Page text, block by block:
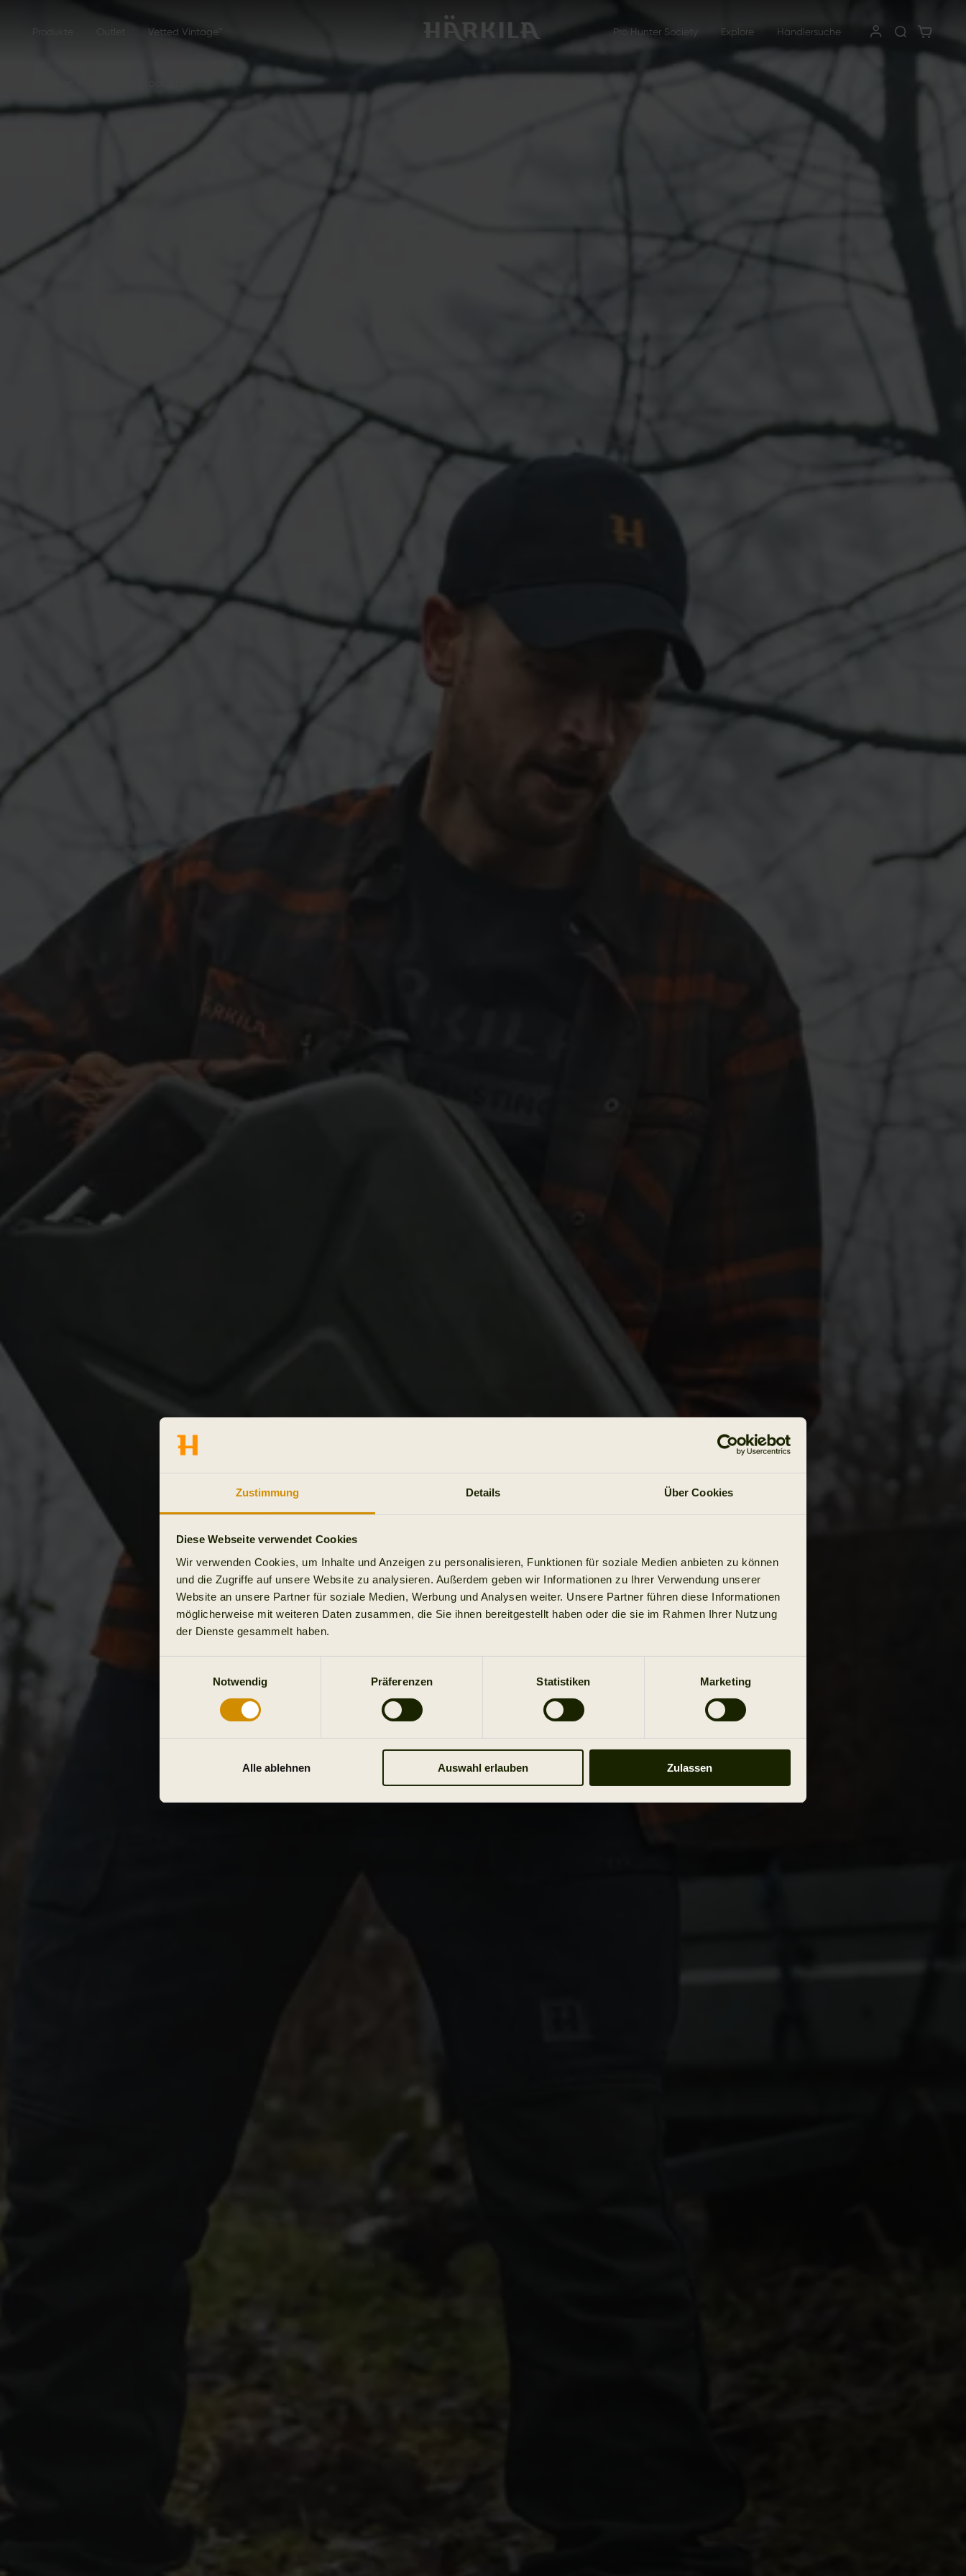
Zustimmung Details Über Cookies
Diese Webseite verwendet Cookies
Wir verwenden Cookies, um Inhalte und Anzeigen zu personalisieren, Funktionen für soziale Medien anbieten zu können
und die Zugriffe auf unsere Website zu analysieren. Außerdem geben wir Informationen zu Ihrer Verwendung unserer
Website an unsere Partner für soziale Medien, Werbung und Analysen weiter. Unsere Partner führen diese Informationen
möglicherweise mit weiteren Daten zusammen, die Sie ihnen bereitgestellt haben oder die sie im Rahmen Ihrer Nutzung
der Dienste gesammelt haben.
Notwendig
Präferenzen Statistiken Marketing
Alle ablehnen Auswahl erlauben Zulassen
Produkte Vetted Vintage™ Pro Hunter Society Explore Händlersuche